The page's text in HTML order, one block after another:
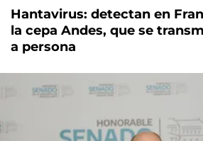
Hantavirus: detectan en
la cepa Andes, que se
a persona